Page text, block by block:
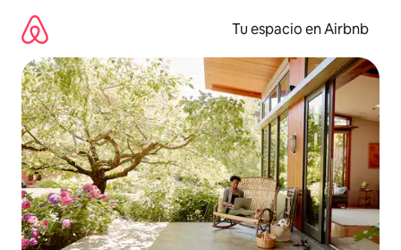
contenido
Tu espacio en Airbnb